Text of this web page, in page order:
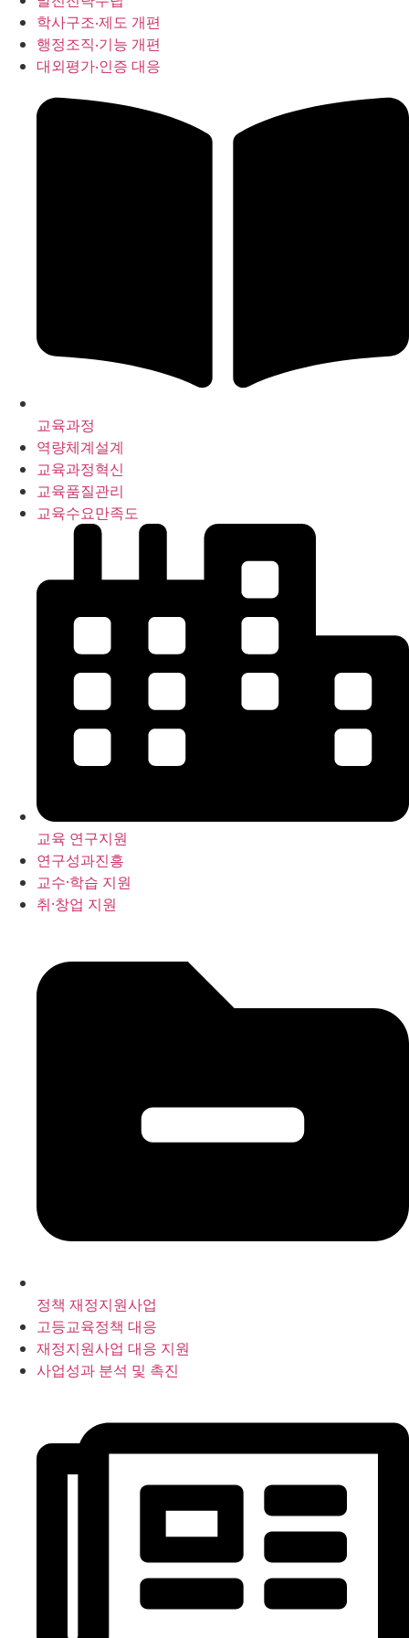
학사구조‧제도 개편
행정조직‧기능 개편
대외평가‧인증 대응
교육과정
역량체계설계
교육과정혁신
교육품질관리
교육수요만족도
교육 연구지원
연구성과진흥
교수·학습 지원
취·창업 지원
정책 재정지원사업
고등교육정책 대응
재정지원사업 대응 지원
사업성과 분석 및 촉진